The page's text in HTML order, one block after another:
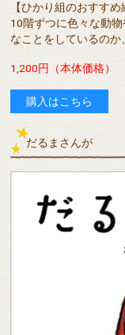
【ひかり組のおすすめ
10階ずつに色々な動
なことをしているのか
1,200円（本体価格）
購入はこちら
だるまさんが